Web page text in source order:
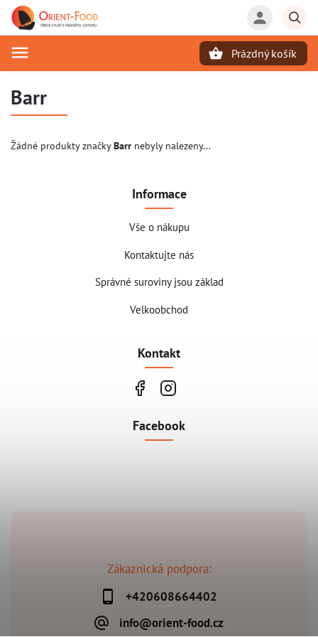
Prázdný košík
Barr
Žádné produkty značkyBarr nebyly nalezeny...
Zákaznická podpora:
+420608664402
info@orient-food.cz
Informace
Vše o nákupu
Kontaktujte nás
Správné suroviny jsou základ
Velkoobchod
Kontakt
Facebook